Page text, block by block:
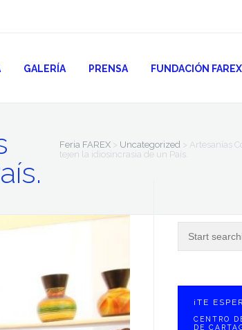
GALERÍA PRENSA FUNDACIÓN FAREX
Feria FAREX> Uncategorized > Artesanías
tejen la idiosincrasia de un País.
¡TE
CENTRO
DE